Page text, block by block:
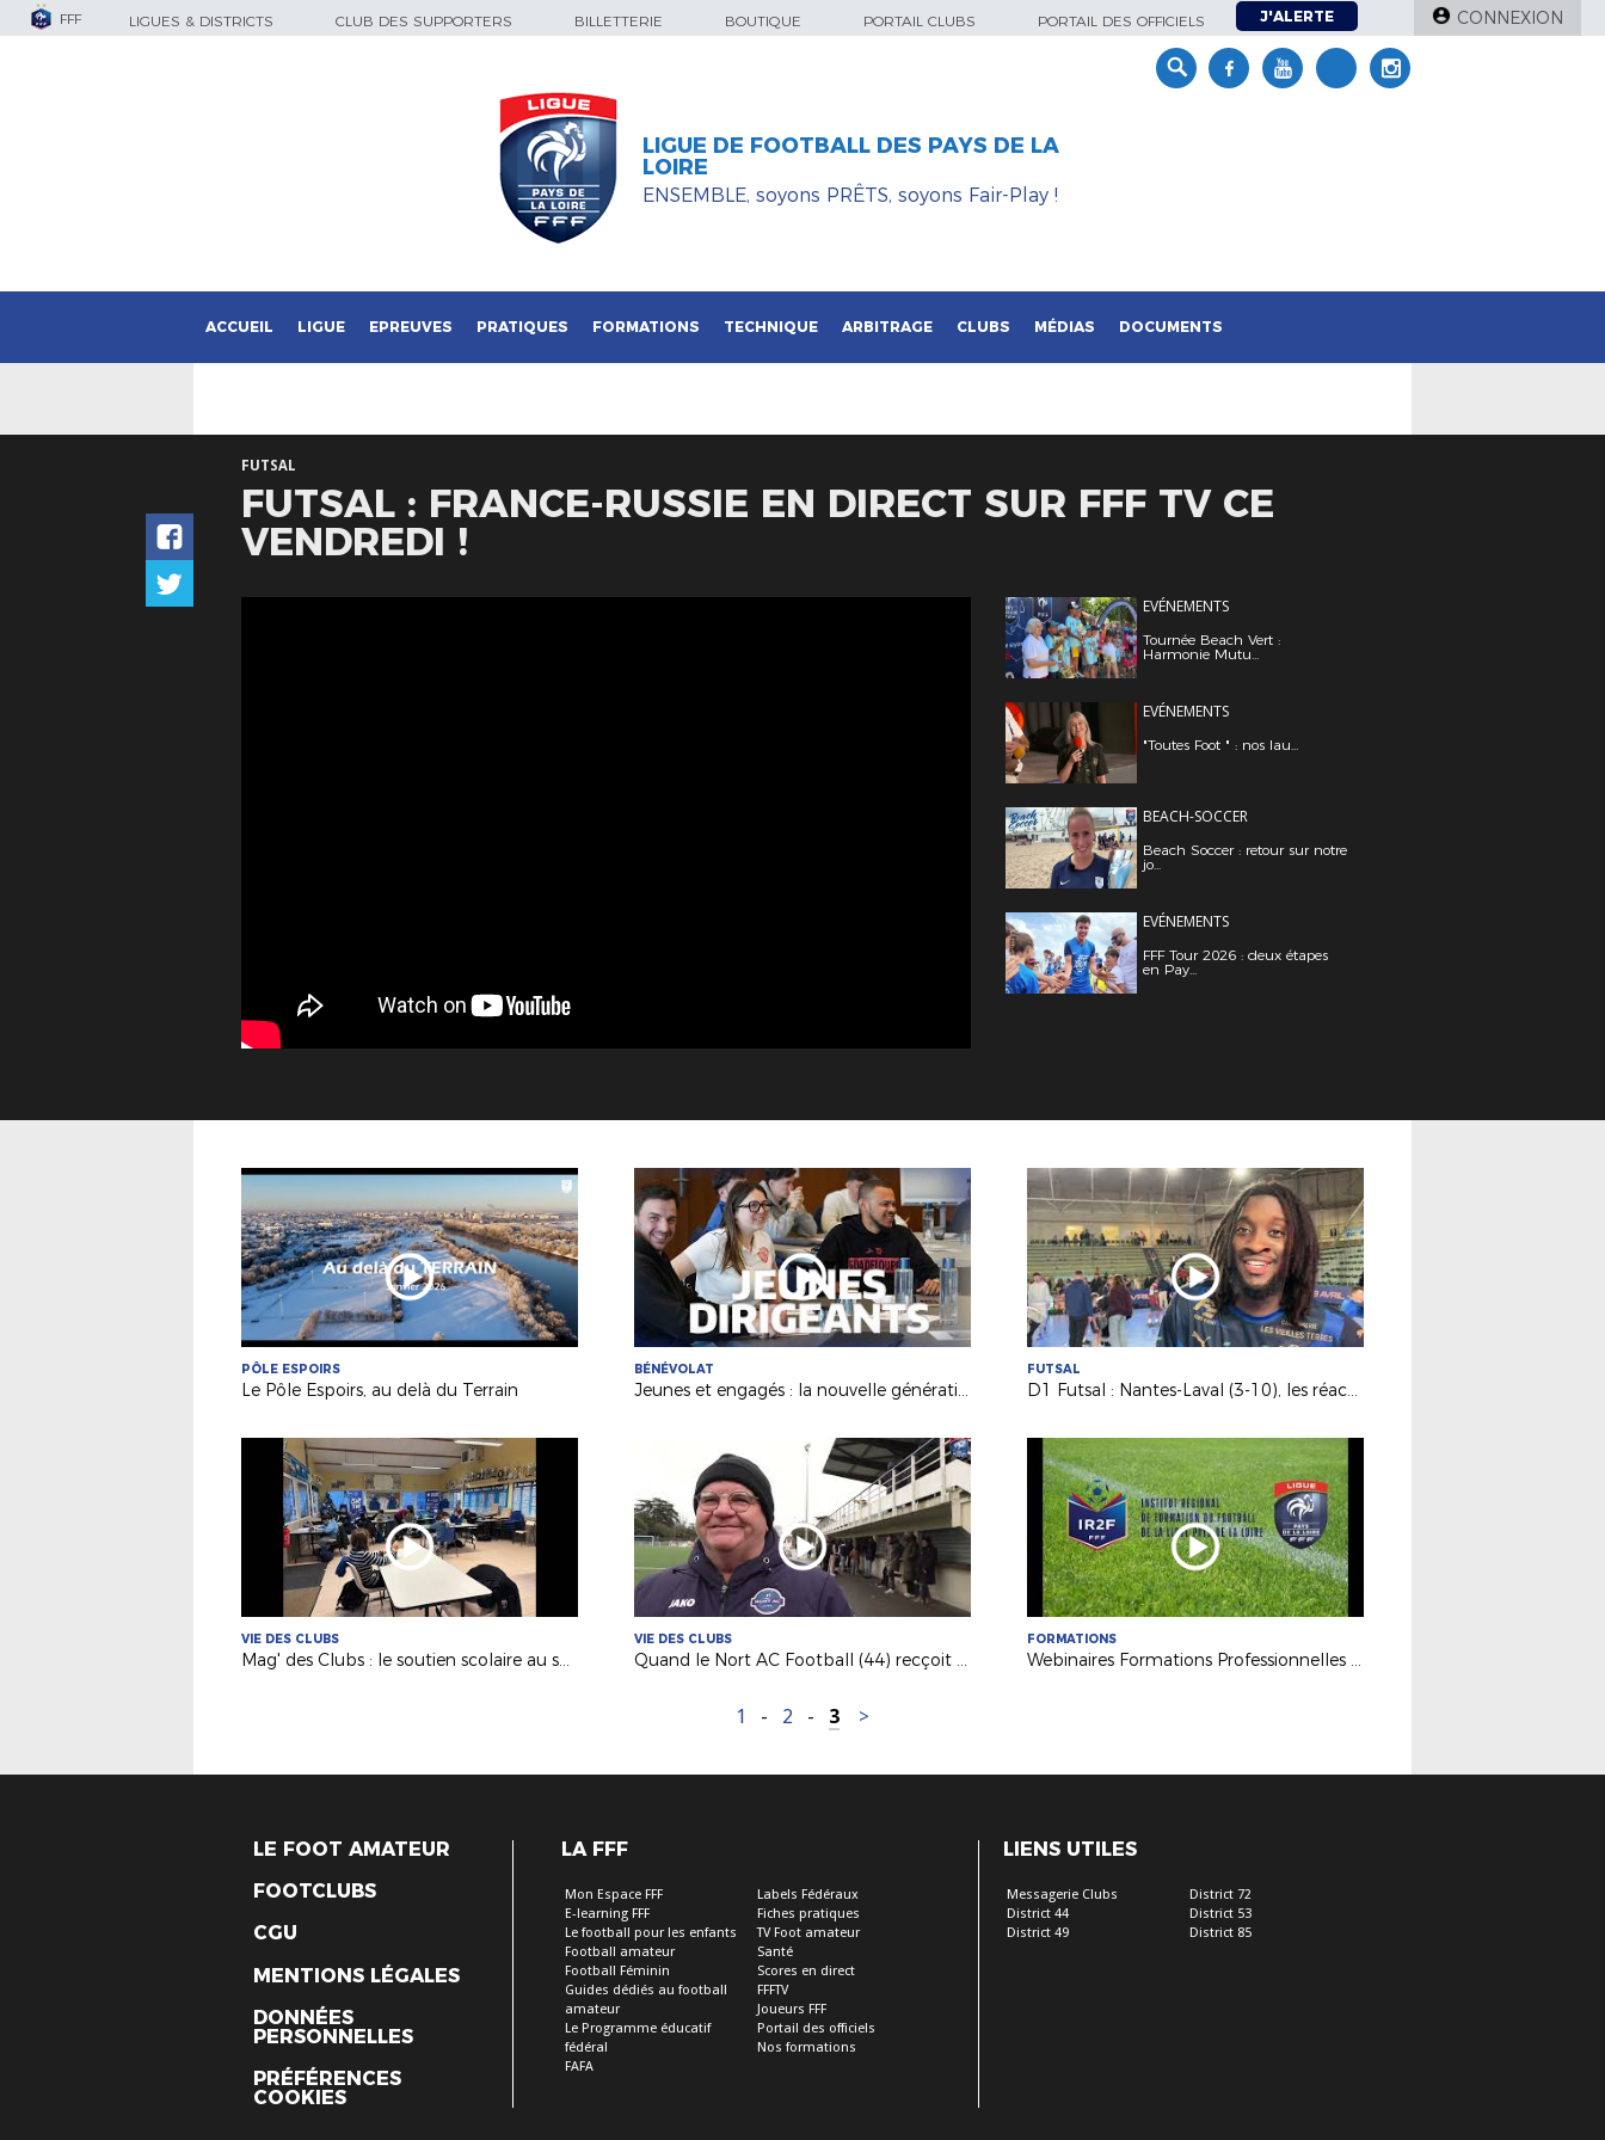
FFF LIGUES & DISTRICTS CLUB DES SUPPORTERS BILLETTERIE BOUTIQUE PORTAIL CLUBS PORTAIL DES OFFICIELS J'ALERTE CONNEXION
LIGUE DE FOOTBALL DES PAYS DE LA
LOIRE
ENSEMBLE, soyons PRÊTS, soyons Fair-Play !
ACCUEIL LIGUE EPREUVES PRATIQUES FORMATIONS TECHNIQUE ARBITRAGE CLUBS MÉDIAS DOCUMENTS
FUTSAL
FUTSAL : FRANCE-RUSSIE EN DIRECT SUR FFF TV CE
VENDREDI !
EVÉNEMENTS
Tournée Beach Vert :
Harmonie Mutu...
EVÉNEMENTS
"Toutes Foot " : nos lau...
BEACH-SOCCER
Beach Soccer : retour sur notre
jo...
EVÉNEMENTS
FFF Tour 2026 : deux étapes
en Pay...
PÔLE ESPOIRS
Le Pôle Espoirs, au delà du Terrain
BÉNÉVOLAT
Jeunes et engagés : la nouvelle génération de dirigeants
FUTSAL
D1 Futsal : Nantes-Laval (3-10), les réactions d’après match
VIE DES CLUBS
Mag' des Clubs : le soutien scolaire au sein de l'AS Saint-Hilaire Vihiers Saint-Paul
VIE DES CLUBS
Quand le Nort AC Football (44) recçoit des matches du Pôle Espoirs
FORMATIONS
Webinaires Formations Professionnelles 2026-2027
1 - 2 - 3 >
LE FOOT AMATEUR
FOOTCLUBS
CGU
MENTIONS LÉGALES
DONNÉES
PERSONNELLES
PRÉFÉRENCES
COOKIES
LA FFF
Mon Espace FFF
E-learning FFF
Le football pour les enfants
Football amateur
Football Féminin
Guides dédiés au football
amateur
Le Programme éducatif
fédéral
FAFA
Labels Fédéraux
Fiches pratiques
TV Foot amateur
Santé
Scores en direct
FFFTV
Joueurs FFF
Portail des officiels
Nos formations
LIENS UTILES
Messagerie Clubs
District 44
District 49
District 72
District 53
District 85